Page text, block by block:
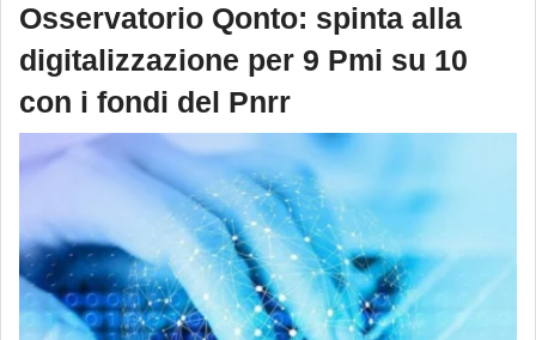
Osservatorio Qonto: spinta alla
digitalizzazione per 9 Pmi su 10
con i fondi del Pnrr